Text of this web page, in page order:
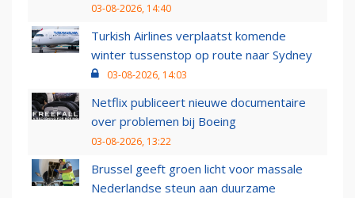
03-08-2026, 14:40
Turkish Airlines verplaatst komende
winter tussenstop op route naar Sydney
03-08-2026, 14:03
Netflix publiceert nieuwe documentaire
over problemen bij Boeing
03-08-2026, 13:22
Brussel geeft groen licht voor massale
Nederlandse steun aan duurzame